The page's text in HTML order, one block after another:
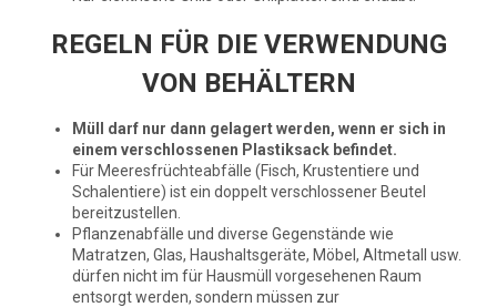
REGELN FÜR DIE VERWENDUNG
VON BEHÄLTERN
Müll darf nur dann gelagert werden, wenn er sich in
einem verschlossenen Plastiksack befindet.
Für Meeresfrüchteabfälle (Fisch, Krustentiere und
Schalentiere) ist ein doppelt verschlossener Beutel
bereitzustellen.
Pflanzenabfälle und diverse Gegenstände wie
Matratzen, Glas, Haushaltsgeräte, Möbel, Altmetall usw.
dürfen nicht im für Hausmüll vorgesehenen Raum
entsorgt werden, sondern müssen zur